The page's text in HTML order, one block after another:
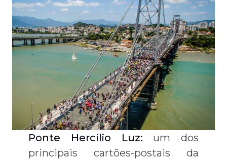
Ponte Hercílio Luz: um dos
principais cartões-postais da